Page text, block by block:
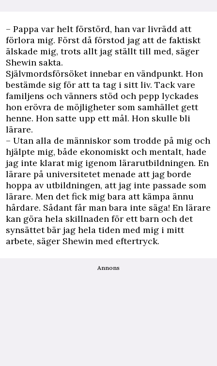
– Pappa var helt förstörd, han var livrädd att
förlora mig. Först då förstod jag att de faktiskt
älskade mig, trots allt jag ställt till med, säger
Shewin sakta.
Självmordsförsöket innebar en vändpunkt. Hon
bestämde sig för att ta tag i sitt liv. Tack vare
familjens och vänners stöd och pepp lyckades
hon erövra de möjligheter som samhället gett
henne. Hon satte upp ett mål. Hon skulle bli
lärare.
– Utan alla de människor som trodde på mig och
hjälpte mig, både ekonomiskt och mentalt, hade
jag inte klarat mig igenom lärarutbildningen. En
lärare på universitetet menade att jag borde
hoppa av utbildningen, att jag inte passade som
lärare. Men det fick mig bara att kämpa ännu
hårdare. Sådant får man bara inte säga! En lärare
kan göra hela skillnaden för ett barn och det
synsättet bär jag hela tiden med mig i mitt
arbete, säger Shewin med eftertryck.
Annons